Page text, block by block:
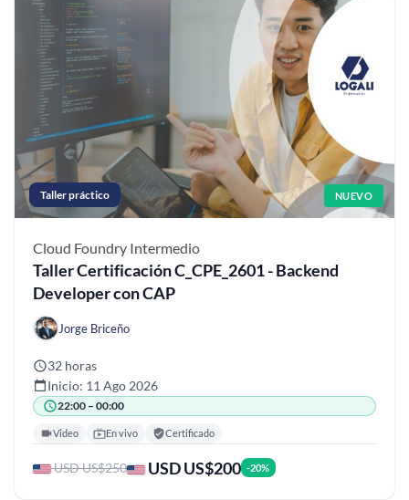
Taller práctico NUEVO
Cloud Foundry Intermedio
Taller Certificación C_CPE_2601 - Backend
Developer con CAP
Jorge Briceño
32 horas
Inicio: 11 Ago 2026
22:00 – 00:00
Video En vivo Certificado
USD US$250 USD US$200 -20%